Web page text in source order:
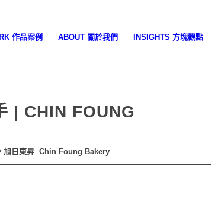
作品案例 ABOUT 關於我們 INSIGHTS 方塊觀點
| CHIN FOUNG
旭日東昇 Chin Foung Bakery